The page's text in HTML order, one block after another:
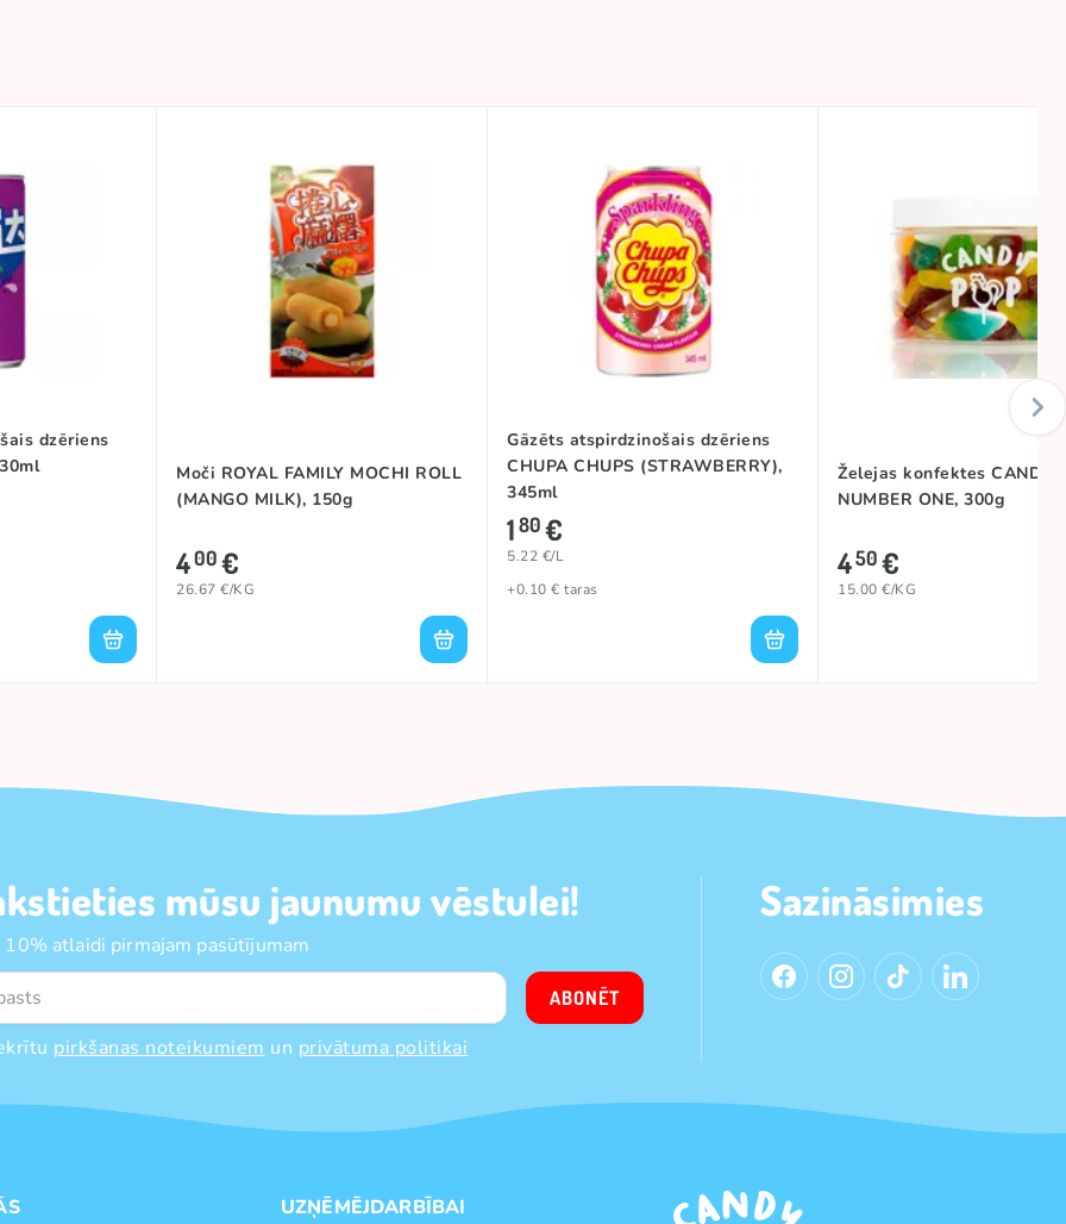
dzēriens
Moči ROYAL FAMILY MOCHI ROLL
(MANGO MILK), 150g
400€
26.67 €/KG
Gāzēts atspirdzinošais dzēriens
CHUPA CHUPS (STRAWBERRY),
345ml
180€
5.22 €/L
+0.10 € taras
Želejas konfektes CANDY
NUMBER ONE, 300g
450€
15.00 €/KG
mūsu jaunumu vēstulei!
10% atlaidi pirmajam pasūtījumam
pirkšanas noteikumiem un privātuma politikai
ABONĒT
Sazināsimies
UZŅĒMĒJDARBĪBAI